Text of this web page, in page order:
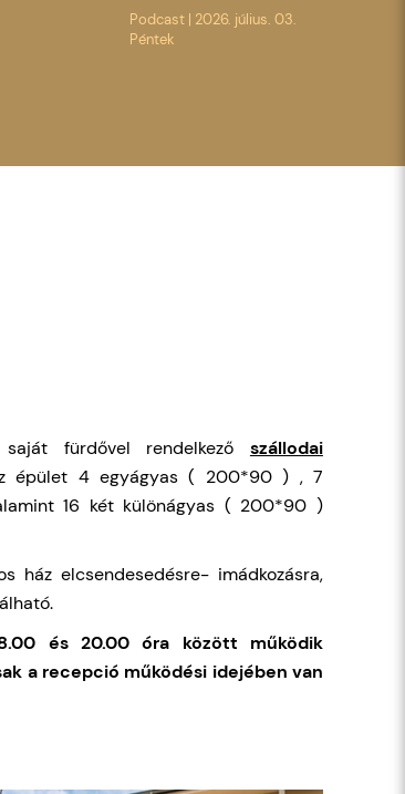
Podcast| 2026. július. 03.
Péntek
fürdővel rendelkező szállodai
épület 4 egyágyas ( 200*90 ) , 7
16 két különágyas ( 200*90 )
ház elcsendesedésre- imádkozásra,
és 20.00 óra között működik
a recepció működési idejében van